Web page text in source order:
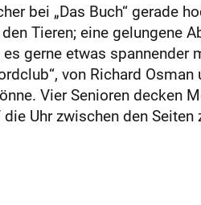
bei „Das Buch“ gerade
Tieren; eine gelungene
gerne etwas spannender
von Richard
Vier Senioren decken
Uhr zwischen den Seiten